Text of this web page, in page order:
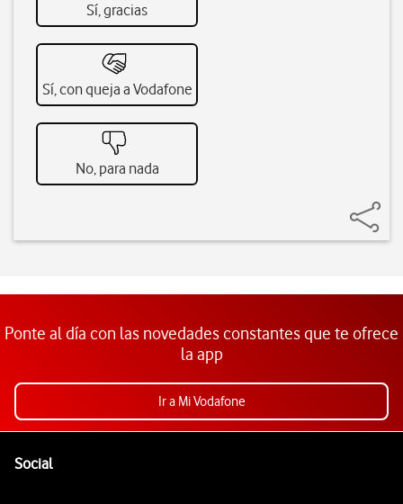
Sí, gracias
Sí, con queja a Vodafone
No, para nada
Ponte al día con las novedades constantes que te ofrece
la app
Ir a Mi Vodafone
SocialEnlaces a las redes sociales de Vodafone